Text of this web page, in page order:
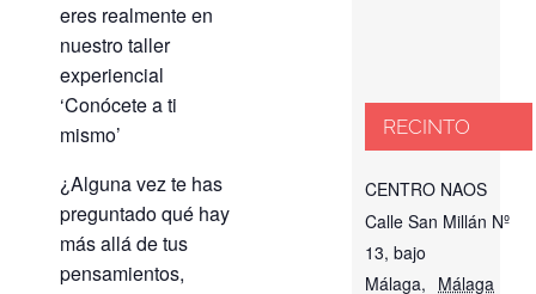
eres realmente en
nuestro taller
experiencial
‘Conócete a ti
mismo’
¿Alguna vez te has
preguntado qué hay
más allá de tus
pensamientos,
RECINTO
CENTRO NAOS
Calle San Millán Nº
13, bajo
Málaga, Málaga